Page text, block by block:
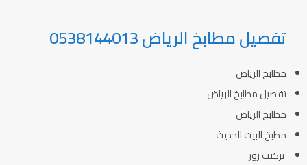
تفصيل مطابخ الرياض 0538144013
مطابخ الرياض
تفصيل مطابخ الرياض
مطابخ الرياض
مطبخ البيت الحديث
تركيب روز